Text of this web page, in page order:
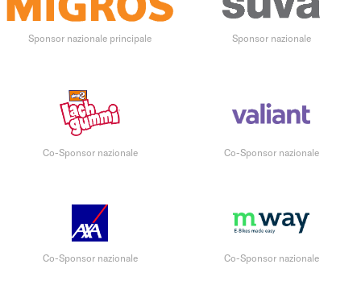
Sponsor nazionale principale Sponsor nazionale
Co-Sponsor nazionale Co-Sponsor nazionale
Co-Sponsor nazionale Co-Sponsor nazionale